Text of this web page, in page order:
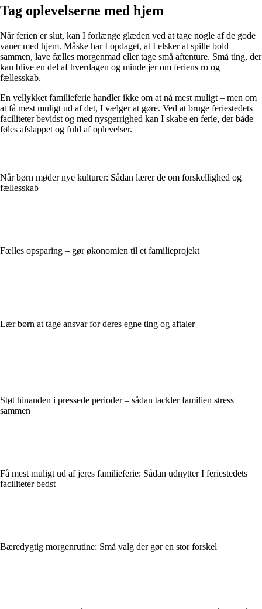
Tag oplevelserne med hjem
Når ferien er slut, kan I forlænge glæden ved at tage nogle af de gode
vaner med hjem. Måske har I opdaget, at I elsker at spille bold
sammen, lave fælles morgenmad eller tage små aftenture. Små ting, der
kan blive en del af hverdagen og minde jer om feriens ro og
fællesskab.
En vellykket familieferie handler ikke om at nå mest muligt – men om
at få mest muligt ud af det, I vælger at gøre. Ved at bruge feriestedets
faciliteter bevidst og med nysgerrighed kan I skabe en ferie, der både
føles afslappet og fuld af oplevelser.
Når børn møder nye kulturer: Sådan lærer de om forskellighed og
fællesskab
Fælles opsparing – gør økonomien til et familieprojekt
Lær børn at tage ansvar for deres egne ting og aftaler
Støt hinanden i pressede perioder – sådan tackler familien stress
sammen
Få mest muligt ud af jeres familieferie: Sådan udnytter I feriestedets
faciliteter bedst
Bæredygtig morgenrutine: Små valg der gør en stor forskel